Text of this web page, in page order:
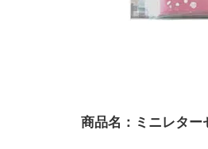
商品名：ミニレター